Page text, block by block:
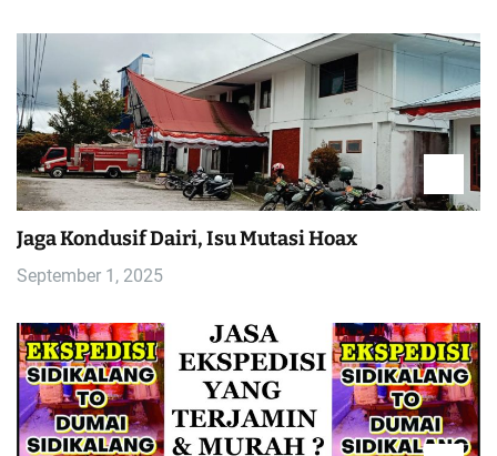
Jaga Kondusif Dairi, Isu Mutasi Hoax
September 1, 2025